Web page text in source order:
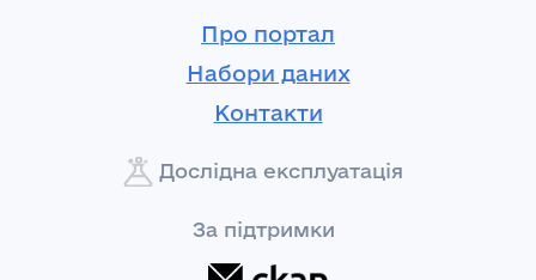
Про портал
Набори даних
Контакти
Дослідна експлуатація
За підтримки